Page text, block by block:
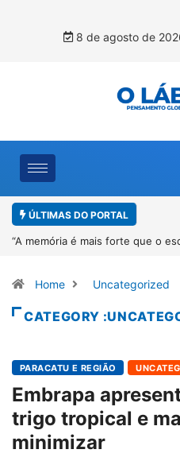
8 de agosto de
ÚLTIMAS DO PORTAL
lança 4º Fliparacatu tem
Home Uncategorized
CATEGORY
PARACATU E REGIÃO
Embrapa
trigo tropical e
minimizar